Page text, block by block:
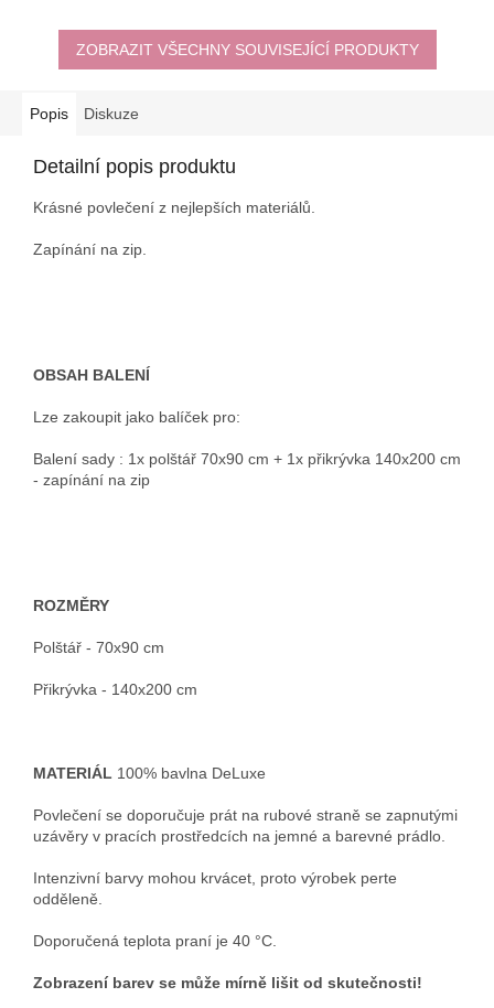
ZOBRAZIT VŠECHNY SOUVISEJÍCÍ PRODUKTY
Popis Diskuze
Detailní popis produktu
Krásné povlečení z nejlepších materiálů.
Zapínání na zip.
OBSAH BALENÍ
Lze zakoupit jako balíček pro:
Balení sady : 1x polštář 70x90 cm + 1x přikrývka 140x200 cm
- zapínání na zip
ROZMĚRY
Polštář - 70x90 cm
Přikrývka - 140x200 cm
MATERIÁL 100% bavlna DeLuxe
Povlečení se doporučuje prát na rubové straně se zapnutými
uzávěry v pracích prostředcích na jemné a barevné prádlo.
Intenzivní barvy mohou krvácet, proto výrobek perte
odděleně.
Doporučená teplota praní je 40 °C.
Zobrazení barev se může mírně lišit od skutečnosti!